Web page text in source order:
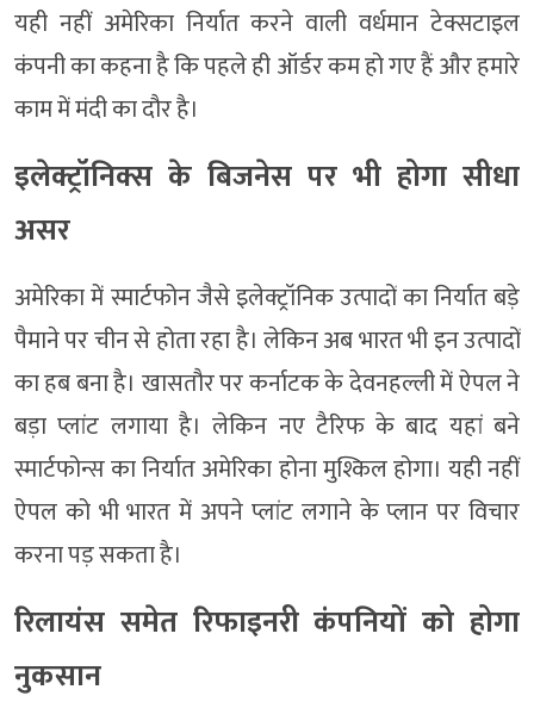
यही नहीं अमेरिका निर्यात करने वाली वर्धमान टेक्सटाइल
कंपनी का कहना है कि पहले ही ऑर्डर कम हो गए हैं और हमारे
काम में मंदी का दौर है।
इलेक्ट्रॉनिक्स के बिजनेस पर भी होगा सीधा
असर
अमेरिका में स्मार्टफोन जैसे इलेक्ट्रॉनिक उत्पादों का निर्यात बड़े
पैमाने पर चीन से होता रहा है। लेकिन अब भारत भी इन उत्पादों
का हब बना है। खासतौर पर कर्नाटक के देवनहल्ली में ऐपल ने
बड़ा प्लांट लगाया है। लेकिन नए टैरिफ के बाद यहां बने
स्मार्टफोन्स का निर्यात अमेरिका होना मुश्किल होगा। यही नहीं
ऐपल को भी भारत में अपने प्लांट लगाने के प्लान पर विचार
करना पड़ सकता है।
रिलायंस समेत रिफाइनरी कंपनियों को होगा
नुकसान